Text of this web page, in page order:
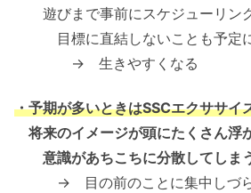
遊びまで事前にスケジューリン
目標に直結しないことも予定
→ 生きやすくなる
・予期が多いときはSSCエクササイ
将来のイメージが頭にたくさん浮
意識があちこちに分散してしま
→ 目の前のことに集中しづ